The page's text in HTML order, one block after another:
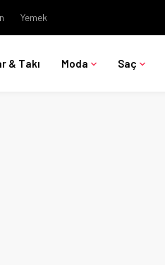
Yemek
& Takı Moda Saç